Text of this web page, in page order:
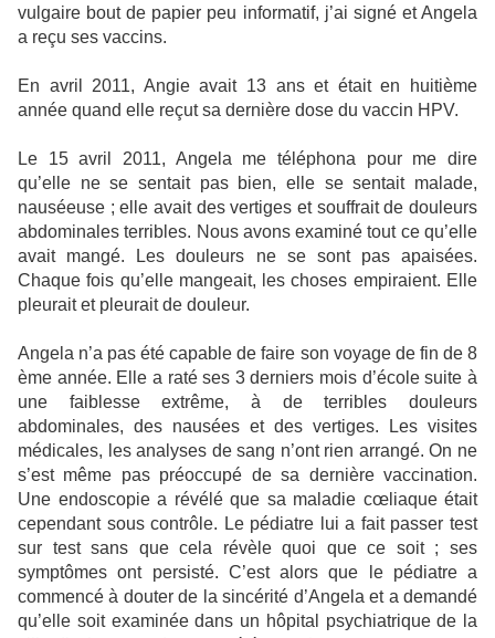
vulgaire bout de papier peu informatif, j’ai signé et Angela
a reçu ses vaccins.
En avril 2011, Angie avait 13 ans et était en huitième
année quand elle reçut sa dernière dose du vaccin HPV.
Le 15 avril 2011, Angela me téléphona pour me dire
qu’elle ne se sentait pas bien, elle se sentait malade,
nauséeuse ; elle avait des vertiges et souffrait de douleurs
abdominales terribles. Nous avons examiné tout ce qu’elle
avait mangé. Les douleurs ne se sont pas apaisées.
Chaque fois qu’elle mangeait, les choses empiraient. Elle
pleurait et pleurait de douleur.
Angela n’a pas été capable de faire son voyage de fin de 8
ème année. Elle a raté ses 3 derniers mois d’école suite à
une faiblesse extrême, à de terribles douleurs
abdominales, des nausées et des vertiges. Les visites
médicales, les analyses de sang n’ont rien arrangé. On ne
s’est même pas préoccupé de sa dernière vaccination.
Une endoscopie a révélé que sa maladie cœliaque était
cependant sous contrôle. Le pédiatre lui a fait passer test
sur test sans que cela révèle quoi que ce soit ; ses
symptômes ont persisté. C’est alors que le pédiatre a
commencé à douter de la sincérité d’Angela et a demandé
qu’elle soit examinée dans un hôpital psychiatrique de la